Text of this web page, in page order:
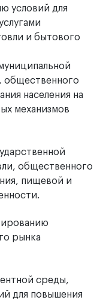
условий для
и бытового
общественного
населения на
механизмов
общественного
пищевой и
рынка
среды,
для повышения